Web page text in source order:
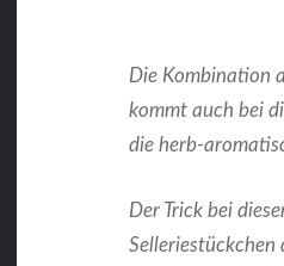
Die Kombination
kommt auch bei
die herb-
Der Trick bei
Selleriestückchen